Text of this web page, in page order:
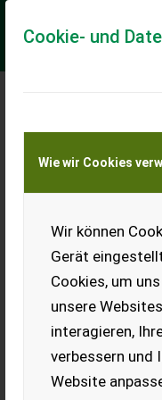
Cookie- und
Wie wir Cookies
Wir können
Gerät
Cookies, um
unsere
interagieren,
verbessern und
Website
Meine
Transport von
Ozdoken
bis 12 reihig
*****Frühbezugsaktion
Einzelkornsämaschinen
EUR 1.234 inkl. 20 %